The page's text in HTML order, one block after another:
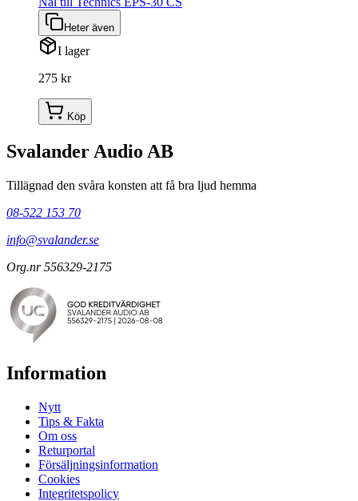
Heter även
I lager
275 kr
Köp
Svalander Audio AB
Tillägnad den svåra konsten att få bra ljud hemma
08-522 153 70
info@svalander.se
Org.nr 556329-2175
Information
Nytt
Tips & Fakta
Om oss
Returportal
Försäljningsinformation
Cookies
Integritetspolicy